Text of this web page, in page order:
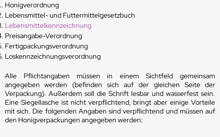
Honigverordnung
Lebensmittel- und Futtermittelgesetzbuch
Lebensmittelkennzeichnung
Preisangabe-Verordnung
Fertigpackungsverordnung
Loskennzeichnungsverordnung
Alle Pflichtangaben müssen in einem Sichtfeld gemeinsam
angegeben werden (befinden sich auf der gleichen Seite der
Verpackung). Außerdem soll die Schrift lesbar und wasserfest sein.
Eine Siegellasche ist nicht verpflichtend, bringt aber einige Vorteile
mit sich. Die folgenden Angaben sind verpflichtend und müssen auf
den Honigverpackungen angegeben werden: